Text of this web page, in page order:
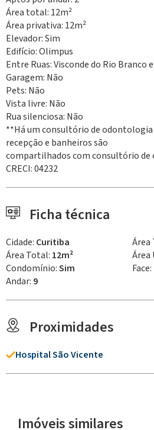
Área total: 12m²
Área privativa: 12m²
Elevador: Sim
Edifício: Olimpus
Entre Ruas: Visconde do Rio Branco
Garagem: Não
Pets: Não
Vista livre: Não
Rua silenciosa: Não
**Há um consultório de
recepção e banheiros são
compartilhados com consultório
CRECI: 04232
Ficha técnica
Cidade: Curitiba Área
Área Total: 12m² Área
Condomínio:Sim Face:
Andar: 9
Proximidades
Hospital São Vicente
Imóveis similares